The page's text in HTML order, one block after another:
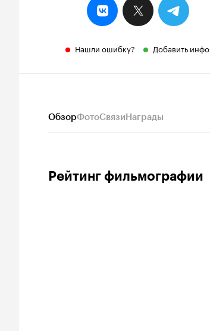
Нашли ошибку? Добавить инфо
ОбзорФотоСвязиНаграды
Рейтинг фильмографии